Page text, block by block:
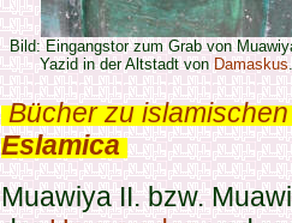
Bild: Eingangstor zum Grab von
Yazid in der Altstadt vonDamaskus.
.Bücher zu
Eslamica.
Muawiya II. bzw.